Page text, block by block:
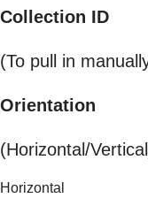
Collection ID
(To pull in
Orientation
(Horizontal/
Horizontal